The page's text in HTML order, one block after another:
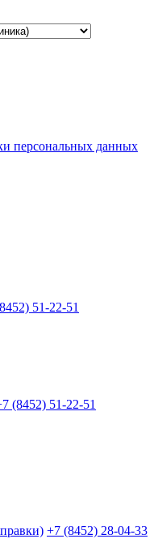
персональных данных
51-22-51
(8452) 51-22-51
+7 (8452) 28-04-33